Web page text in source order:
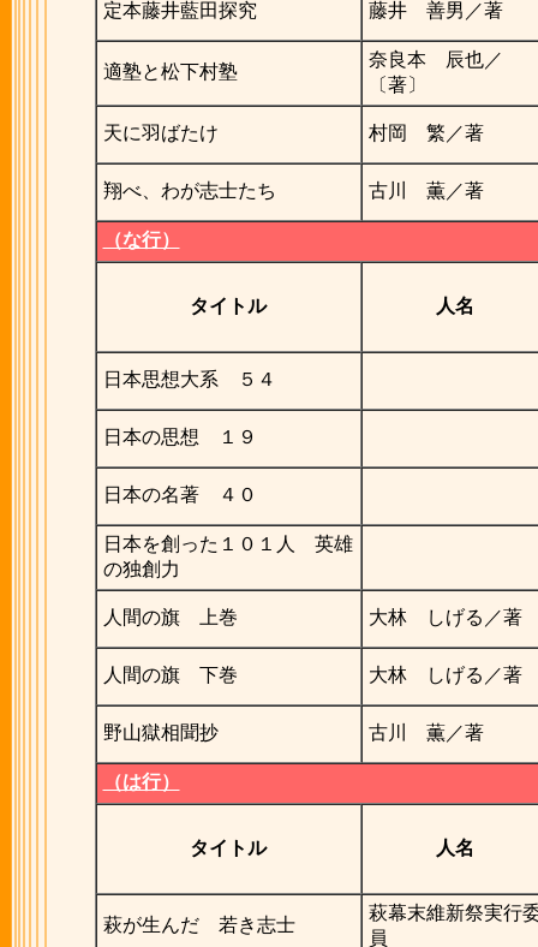
定本藤井藍田探究 藤井 善男／著
適塾と松下村塾
奈良本 辰也／
〔著〕
天に羽ばたけ 村岡 繁／著
翔べ、わが志士たち 古川 薫／著
（な行）
タイトル 人名
日本思想大系 ５４
日本の思想 １９
日本の名著 ４０
日本を創った１０１人 英雄
の独創力
人間の旗 上巻 大林 しげる／著
人間の旗 下巻 大林 しげる／著
野山獄相聞抄 古川 薫／著
（は行）
タイトル 人名
萩が生んだ 若き志士
萩幕末維新祭実行
員